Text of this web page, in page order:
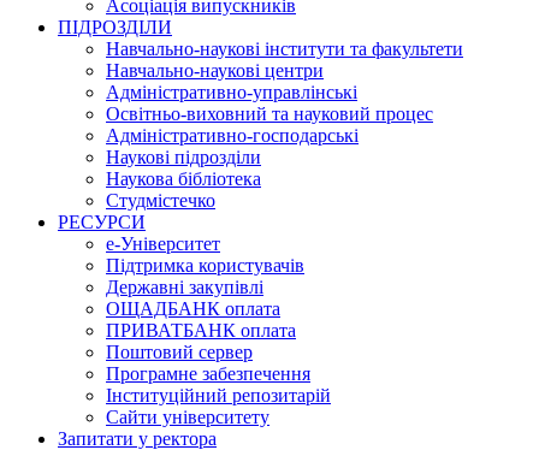
Асоціація випускників
ПІДРОЗДІЛИ
Навчально-наукові інститути та факультети
Навчально-наукові центри
Адміністративно-управлінські
Освітньо-виховний та науковий процес
Адміністративно-господарські
Наукові підрозділи
Наукова бібліотека
Студмістечко
РЕСУРСИ
е-Університет
Підтримка користувачів
Державні закупівлі
ОЩАДБАНК оплата
ПРИВАТБАНК оплата
Поштовий сервер
Програмне забезпечення
Інституційний репозитарій
Сайти університету
Запитати у ректора